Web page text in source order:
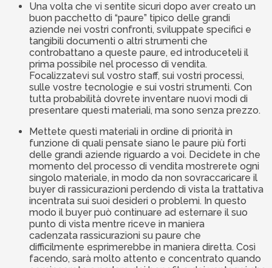
Una volta che vi sentite sicuri dopo aver creato un
buon pacchetto di “paure” tipico delle grandi
aziende nei vostri confronti, sviluppate specifici e
tangibili documenti o altri strumenti che
controbattano a queste paure, ed introduceteli il
prima possibile nel processo di vendita.
Focalizzatevi sul vostro staff, sui vostri processi,
sulle vostre tecnologie e sui vostri strumenti. Con
tutta probabilità dovrete inventare nuovi modi di
presentare questi materiali, ma sono senza prezzo.
Mettete questi materiali in ordine di priorità in
funzione di quali pensate siano le paure più forti
delle grandi aziende riguardo a voi. Decidete in che
momento del processo di vendita mostrerete ogni
singolo materiale, in modo da non sovraccaricare il
buyer di rassicurazioni perdendo di vista la trattativa
incentrata sui suoi desideri o problemi. In questo
modo il buyer può continuare ad esternare il suo
punto di vista mentre riceve in maniera
cadenzata rassicurazioni su paure che
difficilmente esprimerebbe in maniera diretta. Così
facendo, sarà molto attento e concentrato quando